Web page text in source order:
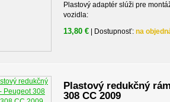
Plastový adaptér slúži pre
vozidla:
13,80 € | Dostupnosť: na
Plastový redukčný
308 CC 2009